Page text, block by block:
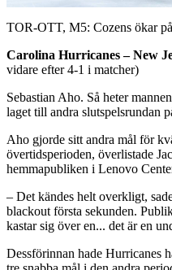
TOR-OTT, M5: Cozens ökar
Carolina Hurricanes – New
vidare efter 4-1 i matcher)
Sebastian Aho. Så heter
laget till andra slutspelsrundan
Aho gjorde sitt andra mål för
övertidsperioden, överlistade
hemmapubliken i Lenovo
– Det kändes helt overkligt,
blackout första sekunden.
kastar sig över en... det är en
Dessförinnan hade Hurricanes